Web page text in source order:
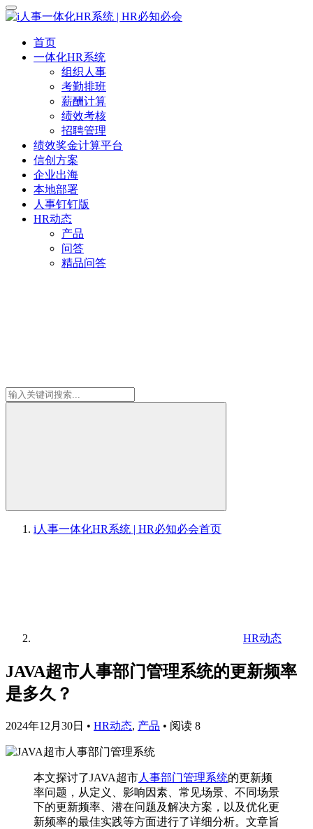
首页
一体化HR系统
组织人事
考勤排班
薪酬计算
绩效考核
招聘管理
绩效奖金计算平台
信创方案
企业出海
本地部署
人事钉钉版
HR动态
产品
问答
精品问答
i人事一体化HR系统 | HR必知必会首页
HR动态
JAVA超市人事部门管理系统的更新频率
是多久？
2024年12月30日 • HR动态, 产品 • 阅读 8
本文探讨了JAVA超市人事部门管理系统的更新频
率问题，从定义、影响因素、常见场景、不同场景
下的更新频率、潜在问题及解决方案，以及优化更
新频率的最佳实践等方面进行了详细分析。文章旨